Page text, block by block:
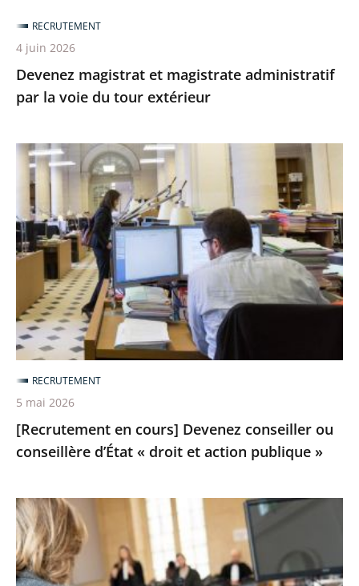
Devenez magistrat et magistrate administratif
par la voie du tour extérieur
RECRUTEMENT
4 juin 2026
[Recrutement
en
cours]
Devenez
conseiller
ou
conseillère
d’État
«
droit
et
action
publique
[Recrutement en cours] Devenez conseiller ou
conseillère d’État « droit et action publique »
RECRUTEMENT
5 mai 2026
Devenez
assesseur
et
assesseure